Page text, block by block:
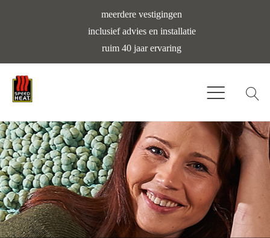
meerdere vestigingen
inclusief advies en installatie
ruim 40 jaar ervaring